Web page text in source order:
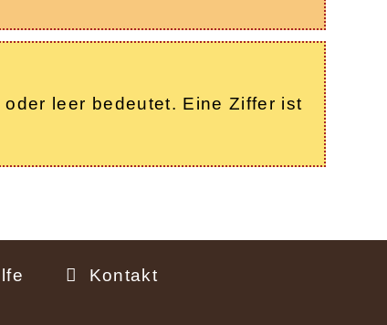
leer bedeutet. Eine Ziffer ist
Kontakt